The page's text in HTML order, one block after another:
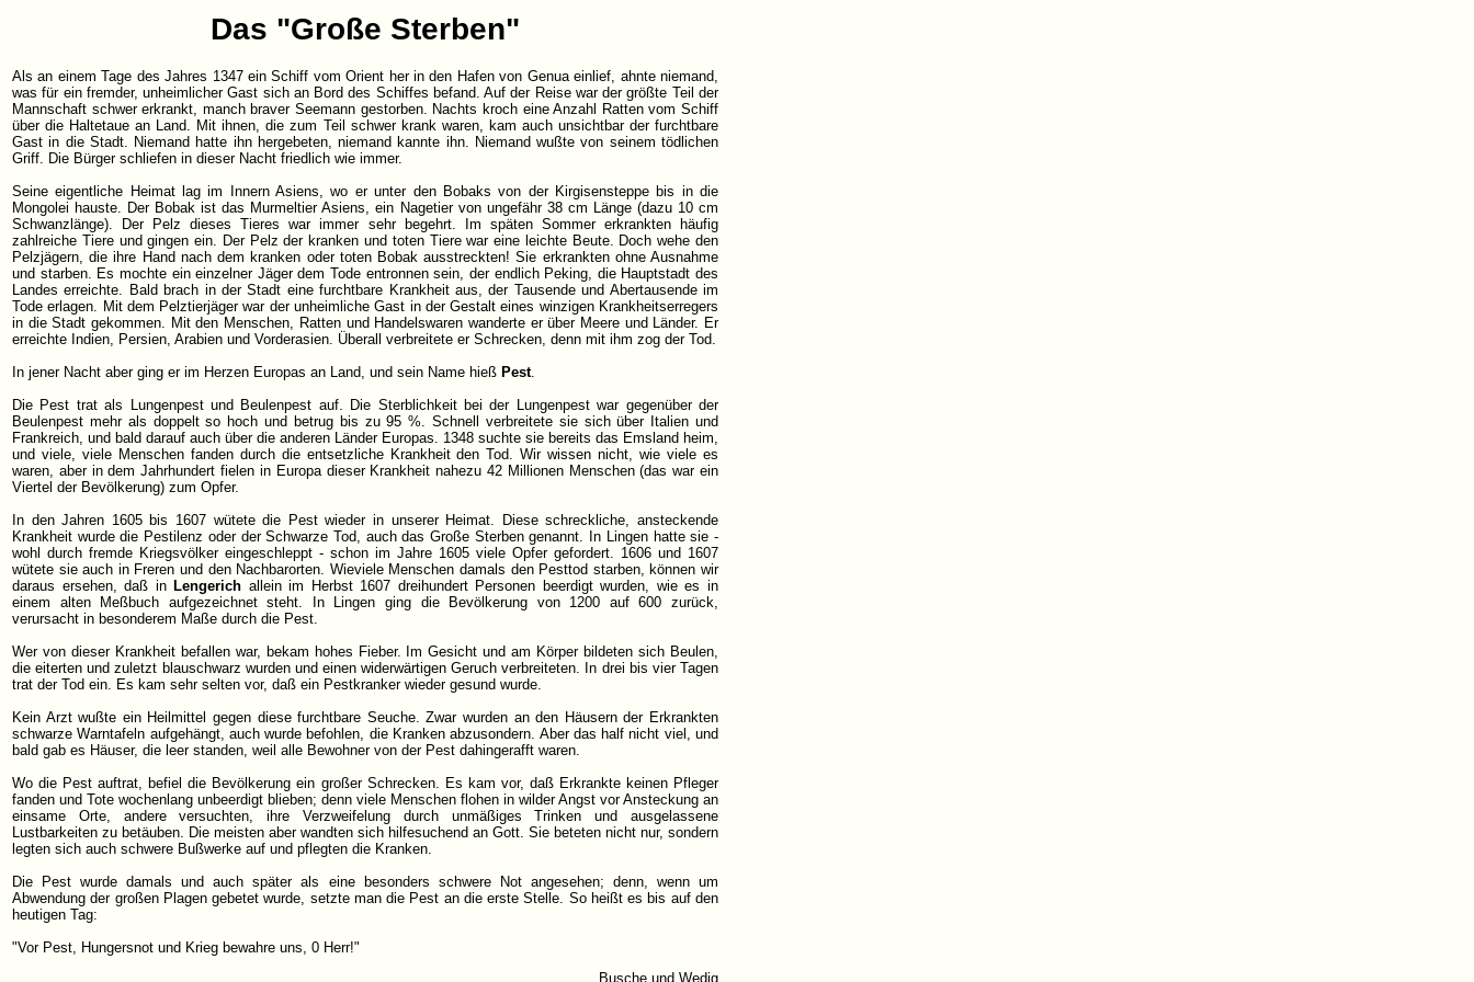
Das "Große Sterben"
Als an einem Tage des Jahres 1347 ein Schiff vom Orient her in den Hafen von Genua einlief, ahnte niemand,
was für ein fremder, unheimlicher Gast sich an Bord des Schiffes befand. Auf der Reise war der größte Teil der
Mannschaft schwer erkrankt, manch braver Seemann gestorben. Nachts kroch eine Anzahl Ratten vom Schiff
über die Haltetaue an Land. Mit ihnen, die zum Teil schwer krank waren, kam auch unsichtbar der furchtbare
Gast in die Stadt. Niemand hatte ihn hergebeten, niemand kannte ihn. Niemand wußte von seinem tödlichen
Griff. Die Bürger schliefen in dieser Nacht friedlich wie immer.
Seine eigentliche Heimat lag im Innern Asiens, wo er unter den Bobaks von der Kirgisensteppe bis in die
Mongolei hauste. Der Bobak ist das Murmeltier Asiens, ein Nagetier von ungefähr 38 cm Länge (dazu 10 cm
Schwanzlänge). Der Pelz dieses Tieres war immer sehr begehrt. Im späten Sommer erkrankten häufig
zahlreiche Tiere und gingen ein. Der Pelz der kranken und toten Tiere war eine leichte Beute. Doch wehe den
Pelzjägern, die ihre Hand nach dem kranken oder toten Bobak ausstreckten! Sie erkrankten ohne Ausnahme
und starben. Es mochte ein einzelner Jäger dem Tode entronnen sein, der endlich Peking, die Hauptstadt des
Landes erreichte. Bald brach in der Stadt eine furchtbare Krankheit aus, der Tausende und Abertausende im
Tode erlagen. Mit dem Pelztierjäger war der unheimliche Gast in der Gestalt eines winzigen Krankheitserregers
in die Stadt gekommen. Mit den Menschen, Ratten und Handelswaren wanderte er über Meere und Länder. Er
erreichte Indien, Persien, Arabien und Vorderasien. Überall verbreitete er Schrecken, denn mit ihm zog der Tod.
In jener Nacht aber ging er im Herzen Europas an Land, und sein Name hieß Pest.
Die Pest trat als Lungenpest und Beulenpest auf. Die Sterblichkeit bei der Lungenpest war gegenüber der
Beulenpest mehr als doppelt so hoch und betrug bis zu 95 %. Schnell verbreitete sie sich über Italien und
Frankreich, und bald darauf auch über die anderen Länder Europas. 1348 suchte sie bereits das Emsland heim,
und viele, viele Menschen fanden durch die entsetzliche Krankheit den Tod. Wir wissen nicht, wie viele es
waren, aber in dem Jahrhundert fielen in Europa dieser Krankheit nahezu 42 Millionen Menschen (das war ein
Viertel der Bevölkerung) zum Opfer.
In den Jahren 1605 bis 1607 wütete die Pest wieder in unserer Heimat. Diese schreckliche, ansteckende
Krankheit wurde die Pestilenz oder der Schwarze Tod, auch das Große Sterben genannt. In Lingen hatte sie -
wohl durch fremde Kriegsvölker eingeschleppt - schon im Jahre 1605 viele Opfer gefordert. 1606 und 1607
wütete sie auch in Freren und den Nachbarorten. Wieviele Menschen damals den Pesttod starben, können wir
daraus ersehen, daß in Lengerich allein im Herbst 1607 dreihundert Personen beerdigt wurden, wie es in
einem alten Meßbuch aufgezeichnet steht. In Lingen ging die Bevölkerung von 1200 auf 600 zurück,
verursacht in besonderem Maße durch die Pest.
Wer von dieser Krankheit befallen war, bekam hohes Fieber. Im Gesicht und am Körper bildeten sich Beulen,
die eiterten und zuletzt blauschwarz wurden und einen widerwärtigen Geruch verbreiteten. In drei bis vier Tagen
trat der Tod ein. Es kam sehr selten vor, daß ein Pestkranker wieder gesund wurde.
Kein Arzt wußte ein Heilmittel gegen diese furchtbare Seuche. Zwar wurden an den Häusern der Erkrankten
schwarze Warntafeln aufgehängt, auch wurde befohlen, die Kranken abzusondern. Aber das half nicht viel, und
bald gab es Häuser, die leer standen, weil alle Bewohner von der Pest dahingerafft waren.
Wo die Pest auftrat, befiel die Bevölkerung ein großer Schrecken. Es kam vor, daß Erkrankte keinen Pfleger
fanden und Tote wochenlang unbeerdigt blieben; denn viele Menschen flohen in wilder Angst vor Ansteckung an
einsame Orte, andere versuchten, ihre Verzweifelung durch unmäßiges Trinken und ausgelassene
Lustbarkeiten zu betäuben. Die meisten aber wandten sich hilfesuchend an Gott. Sie beteten nicht nur, sondern
legten sich auch schwere Bußwerke auf und pflegten die Kranken.
Die Pest wurde damals und auch später als eine besonders schwere Not angesehen; denn, wenn um
Abwendung der großen Plagen gebetet wurde, setzte man die Pest an die erste Stelle. So heißt es bis auf den
heutigen Tag:
"Vor Pest, Hungersnot und Krieg bewahre uns, 0 Herr!"
Busche und Wedig